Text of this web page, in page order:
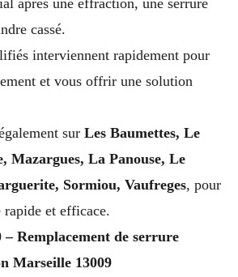
cassé.
interviennent rapidement pour
et vous offrir une solution
sur Les Baumettes, Le
Mazargues, La Panouse, Le
Sormiou, Vaufreges, pour
et efficace.
– Remplacement de serrure
Marseille 13009